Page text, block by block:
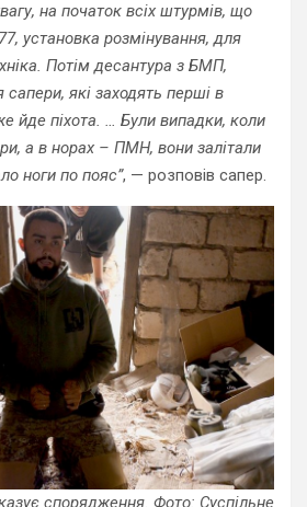
на початок всіх штурмів, що
установка розмінування, для
Потім десантура з БМП,
які заходять перші в
йде піхота. … Були випадки, коли
а в норах – ПМН, вони залітали
ноги по пояс”, — розповів сапер.
спорядження. Фото: Суспільне